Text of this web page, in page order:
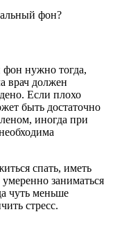
фон?
фон нужно тогда,
врач должен
Если плохо
быть достаточно
иногда при
спать, иметь
заниматься
чуть меньше
стресс.